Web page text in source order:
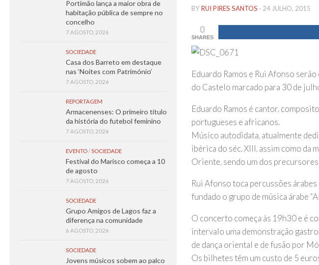
BY RUI PIRES SANTOS · 24 JULHO, 2015
0
SHARES
Eduardo Ramos e Rui Afonso
do Castelo marcado para 30 de
Eduardo Ramos é cantor,
portugueses e africanos.
Músico autodidata, atualmente
ibérica do séc. XIII, assim como da
Oriente, sendo um dos
Rui Afonso toca percussões
fundado o grupo de música árabe
O concerto começa às 19h30 e é
intervalo uma demonstração
de dança oriental e de fusão por
Os bilhetes têm um custo de 5
Portimão lança a maior obra de
habitação pública de sempre no
concelho
7 AGOSTO, 2026
SOCIEDADE
Casa dos Barreto em destaque
nas ‘Noites com Património’
7 AGOSTO, 2026
REPORTAGEM
Armacenenses: O primeiro título
da história do futebol feminino
7 AGOSTO, 2026
EVENTO/SOCIEDADE
Festival do Marisco começa a 10
de agosto
7 AGOSTO, 2026
SOCIEDADE
Grupo Amigos de Lagos faz a
diferença na comunidade
6 AGOSTO, 2026
SOCIEDADE
Jovens músicos sobem ao palco